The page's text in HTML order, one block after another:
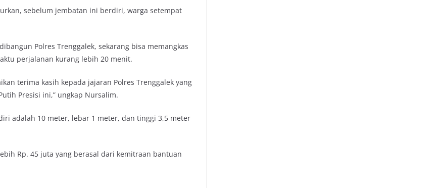
sebelum jembatan ini berdiri, warga setempat
Polres Trenggalek, sekarang bisa memangkas
perjalanan kurang lebih 20 menit.
terima kasih kepada jajaran Polres Trenggalek yang
Presisi ini,” ungkap Nursalim.
adalah 10 meter, lebar 1 meter, dan tinggi 3,5 meter
Rp. 45 juta yang berasal dari kemitraan bantuan